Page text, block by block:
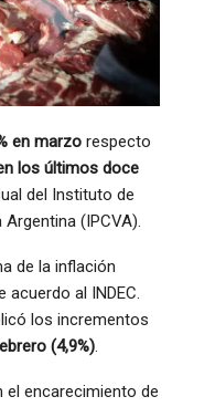
en marzo respecto
los últimos doce
del Instituto de
(IPCVA).
de la inflación
acuerdo al INDEC.
los incrementos
(4,9%).
el encarecimiento de